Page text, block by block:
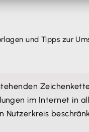
und Tipps zur
im Internet in